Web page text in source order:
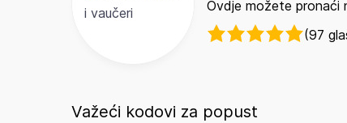
Ovdje možete pronaći
(97
Važeći kodovi za popust